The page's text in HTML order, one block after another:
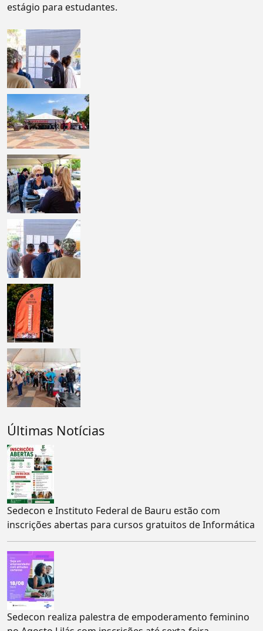
estágio para estudantes.
Últimas Notícias
Sedecon e Instituto Federal de Bauru estão com
inscrições abertas para cursos gratuitos de Informática
Sedecon realiza palestra de empoderamento feminino